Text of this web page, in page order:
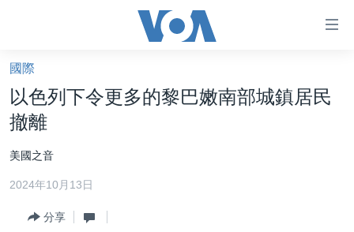
礙
鏈
接
跳
轉
內
美國大選2024
海外港人
國際
以色列下令更多的黎巴嫩南部城鎮居民
撤離
美國之音
2024年10月13日
分享